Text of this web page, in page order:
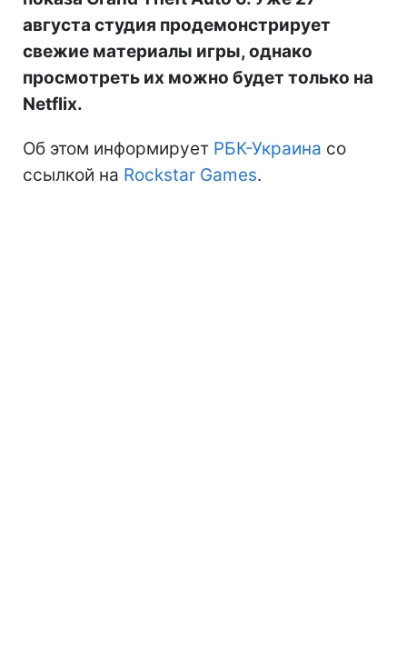
августа студия продемонстрирует
свежие материалы игры, однако
просмотреть их можно будет только на
Netflix.
Об этом информирует РБК-Украина со
ссылкой на Rockstar Games.